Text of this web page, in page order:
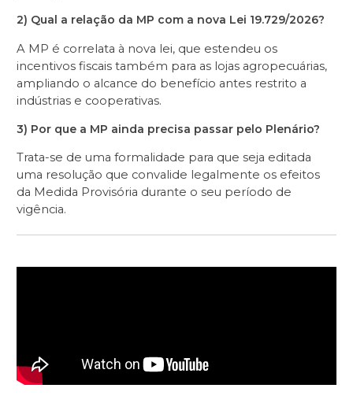
2) Qual a relação da MP com a nova Lei 19.729/2026?
A MP é correlata à nova lei, que estendeu os
incentivos fiscais também para as lojas agropecuárias,
ampliando o alcance do benefício antes restrito a
indústrias e cooperativas.
3) Por que a MP ainda precisa passar pelo Plenário?
Trata-se de uma formalidade para que seja editada
uma resolução que convalide legalmente os efeitos
da Medida Provisória durante o seu período de
vigência.